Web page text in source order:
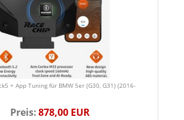
+ App Tuning für BMW 5er (G30, G31) (2016-
Preis:878,00 EUR